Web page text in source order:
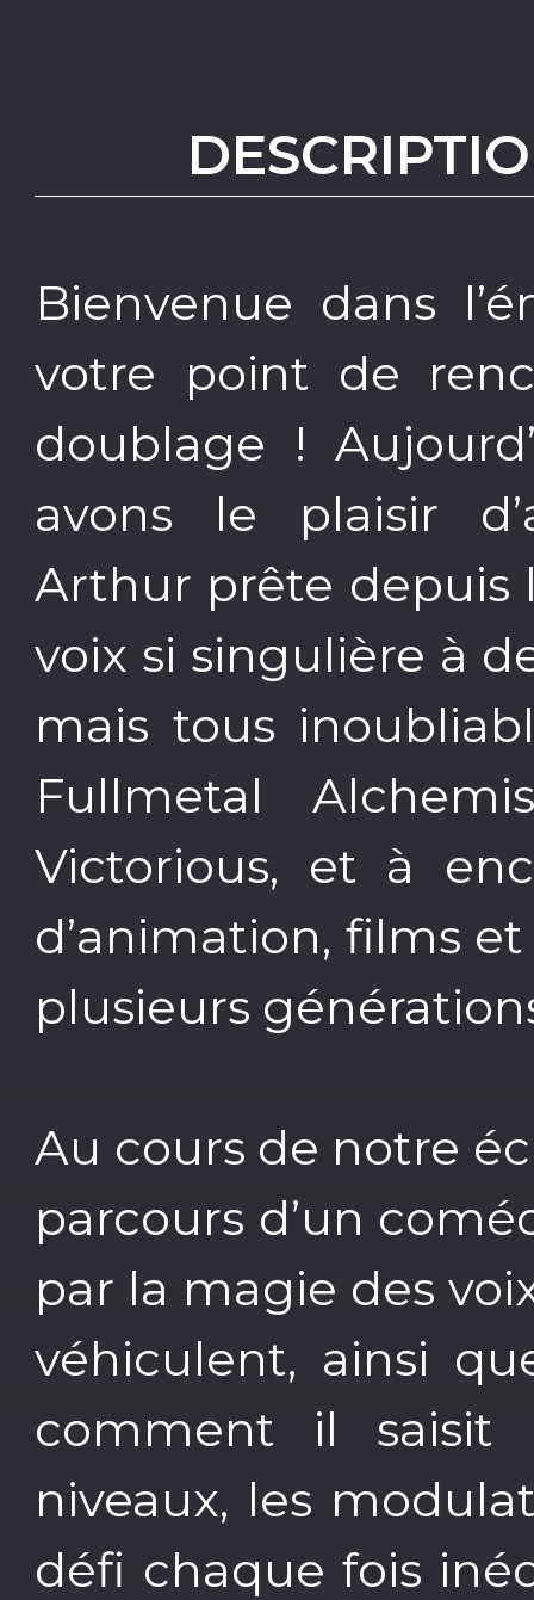
Bienvenue dans
votre point de
doublage !
avons le plaisir
Arthur prête depuis
voix si singulière à
mais tous
Fullmetal
Victorious, et à
d’animation, films
plusieurs
Au cours de notre
parcours d’un
par la magie des
véhiculent, ainsi
comment il saisit
niveaux, les
défi chaque fois